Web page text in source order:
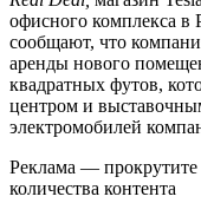
офисного комплекса
сообщают, что
аренды нового
квадратных футов,
центром и
электромобилей
Реклама — прокрутите
количества контента